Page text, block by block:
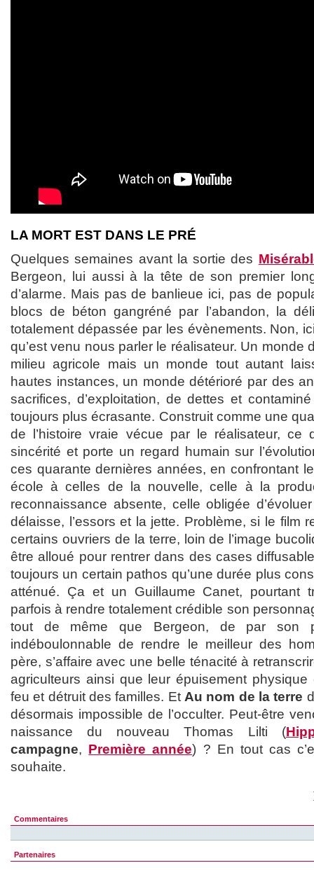
LA MORT EST DANS LE PRÉ
Quelques semaines avant la sortie des
Bergeon, lui aussi à la tête de son premier
d’alarme. Mais pas de banlieue ici, pas de
blocs de béton gangréné par l’abandon, la
totalement dépassée par les évènements. Non,
qu’est venu nous parler le réalisateur. Un monde
milieu agricole mais un monde tout autant
hautes instances, un monde détérioré par des
sacrifices, d’exploitation, de dettes et
toujours plus écrasante. Construit comme une
de l’histoire vraie vécue par le réalisateur, ce
sincérité et porte un regard humain sur
ces quarante dernières années, en confrontant
école à celles de la nouvelle, celle à la
reconnaissance absente, celle obligée
délaisse, l’essors et la jette. Problème, si le film
certains ouvriers de la terre, loin de l’image
être alloué pour rentrer dans des cases
toujours un certain pathos qu’une durée plus
atténué. Ça et un Guillaume Canet, pourtant
parfois à rendre totalement crédible son
tout de même que Bergeon, de par son
indéboulonnable de rendre le meilleur des
père, s’affaire avec une belle ténacité à
agriculteurs ainsi que leur épuisement
feu et détruit des familles. Et Au nom de la terre
désormais impossible de l’occulter. Peut-être
naissance du nouveau Thomas Lilti (
campagne, Première année) ? En tout cas
souhaite.
Commentaires
Partenaires